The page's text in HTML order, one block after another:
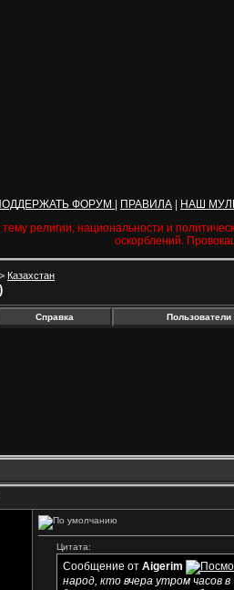
ФОРУМ ПРАВИЛА
НАШ
религии, национальности и
оскорблений.
> Казахстан
Справка Пользователи
Цитата:
Сообщение от Aigerim
народ, кто вчера утром часов